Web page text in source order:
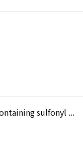
sulfonyl ...